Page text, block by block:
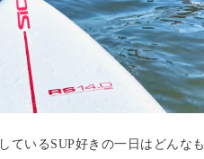
ているSUP好きの一日はどんな